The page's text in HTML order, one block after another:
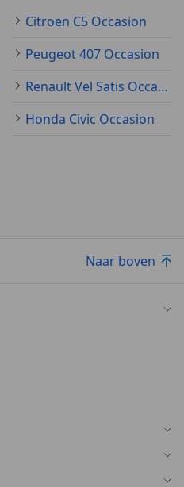
Citroen C5 Occasion
Peugeot 407 Occasion
Renault Vel Satis Occasion
Honda Civic Occasion
Naar boven